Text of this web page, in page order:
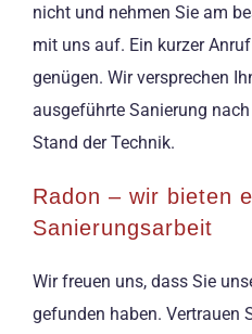
nicht und nehmen Sie am
mit uns auf. Ein kurzer
genügen. Wir versprechen
ausgeführte Sanierung
Stand der Technik.
Radon – wir bieten
Sanierungsarbeit
Wir freuen uns, dass Sie
gefunden haben. Vertrauen